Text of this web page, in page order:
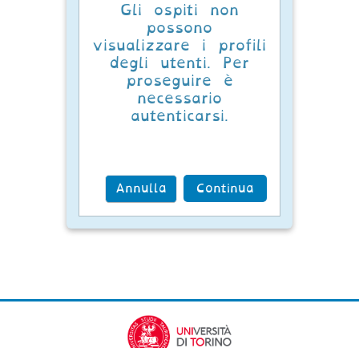
Gli ospiti non
possono
visualizzare i profili
degli utenti. Per
proseguire è
necessario
autenticarsi.
Annulla Continua